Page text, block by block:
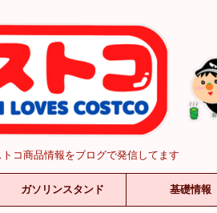
コ商品情報をブログで発信してます
ガソリンスタンド 基礎情報